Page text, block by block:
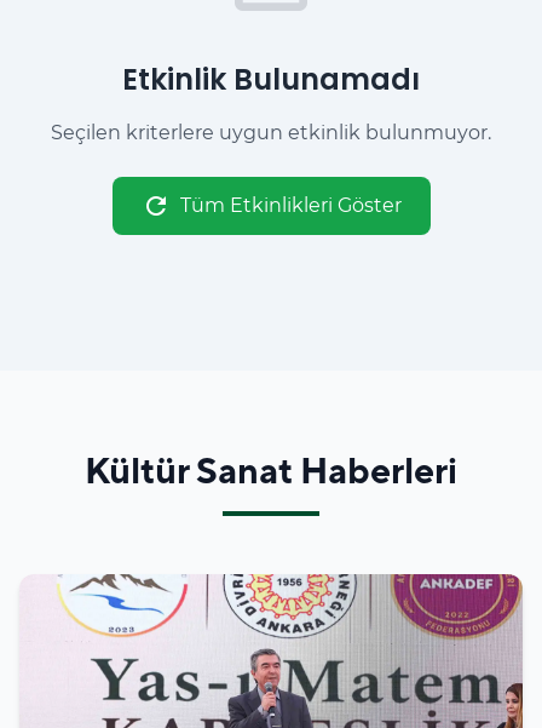
Etkinlik Bulunamadı
Seçilen kriterlere uygun etkinlik bulunmuyor.
refresh Tüm Etkinlikleri Göster
Kültür Sanat Haberleri